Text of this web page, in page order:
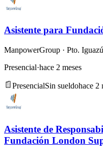
Asistente para
ManpowerGroup · Pto. Iguazú
Presencial·hace 2 meses
PresencialSin sueldohace 2
Asistente de
Fundación London